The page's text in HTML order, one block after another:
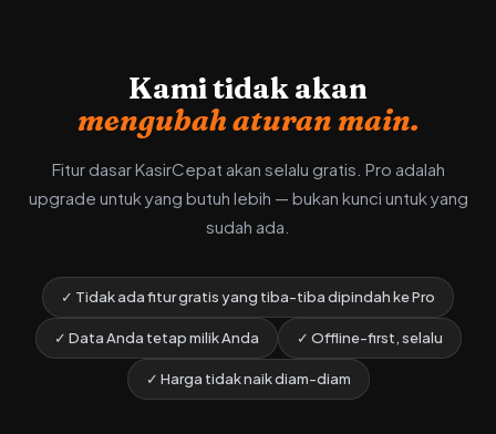
Kami tidak akan
mengubah aturan main.
Fitur dasar KasirCepat akan selalu gratis. Pro adalah
upgrade untuk yang butuh lebih — bukan kunci untuk yang
sudah ada.
✓ Tidak ada fitur gratis yang tiba-tiba dipindah ke Pro
✓ Data Anda tetap milik Anda ✓ Offline-first, selalu
✓ Harga tidak naik diam-diam